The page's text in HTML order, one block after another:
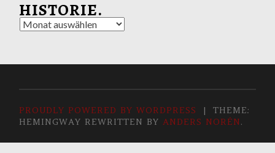
HISTORIE.
Historie.
PROUDLY POWERED BY WORDPRESS |
THEME:
HEMINGWAY REWRITTEN BYANDERS NORÉN.